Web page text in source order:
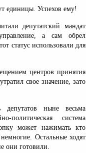
единицы. Успехов ему!
депутатский мандат
а сам обрел
статус использовали для
центров принятия
свое значение, зато
ныне весьма
политическая система
может нажимать кто
Остальные ходят
они готовили.